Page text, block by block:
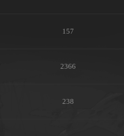
157
2366
238